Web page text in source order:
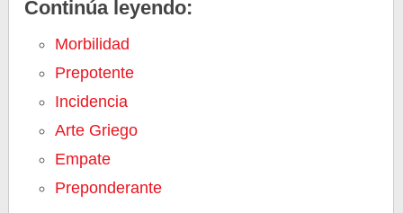
Continúa leyendo:
Morbilidad
Prepotente
Incidencia
Arte Griego
Empate
Preponderante